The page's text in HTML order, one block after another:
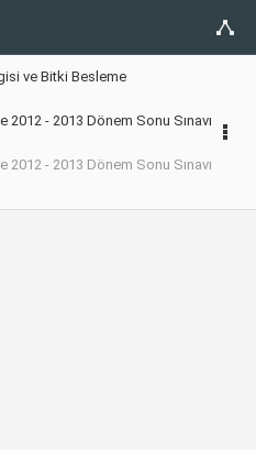
ve Bitki Besleme
- 2013 Dönem Sonu Sınavı
- 2013 Dönem Sonu Sınavı